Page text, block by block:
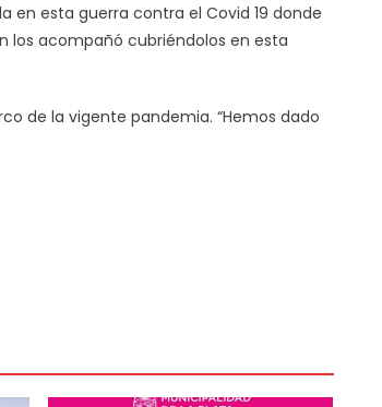
en esta guerra contra el Covid 19 donde
los acompañó cubriéndolos en esta
de la vigente pandemia. “Hemos dado